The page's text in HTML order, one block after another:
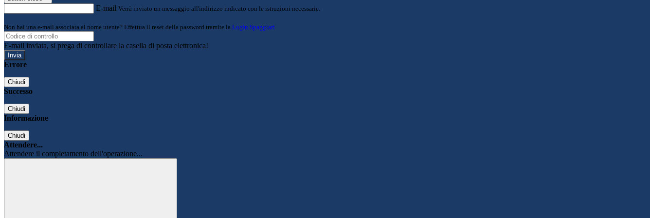
E-mail Verrà inviato un messaggio all'indirizzo indicato con le istruzioni necessarie.
Non hai una e-mail associata al nome utente? Effettua il reset della password tramite la Login Spaggiari
E-mail inviata, si prega di controllare la casella di posta elettronica!
Errore
Chiudi
Successo
Chiudi
Informazione
Chiudi
Attendere...
Attendere il completamento dell'operazione...